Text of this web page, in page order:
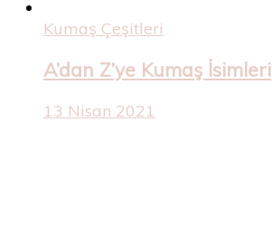
Kumaş Çeşitleri
A’dan Z’ye Kumaş İsimleri
13 Nisan 2021